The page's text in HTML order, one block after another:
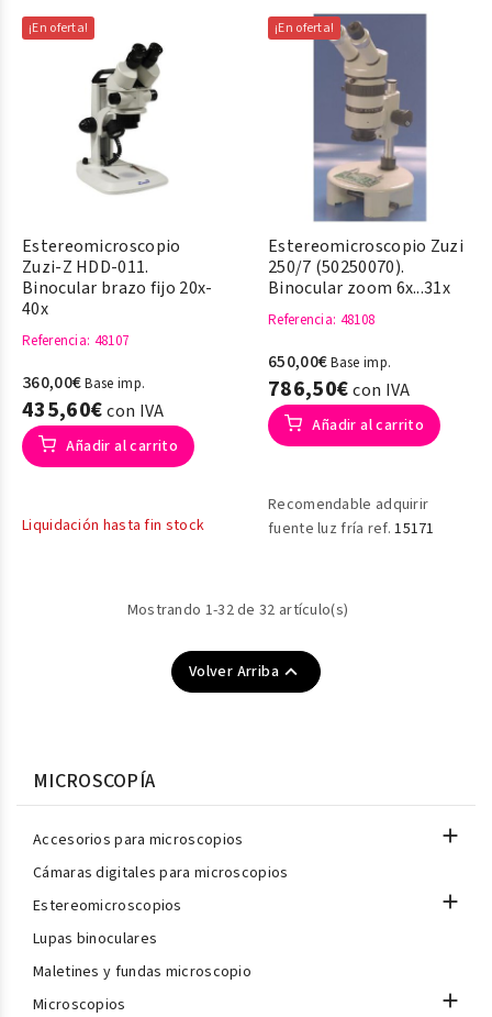
Edublue
¡En oferta!
Estereomicroscopio
Zuzi-Z HDD-011.
Binocular brazo fijo 20x-
40x
Referencia: 48107
360,00€Base imp.
435,60€con IVA
Añadir al carrito
Liquidación hasta fin stock
¡En oferta!
Estereomicroscopio Zuzi
250/7 (50250070).
Binocular zoom 6x...31x
Referencia: 48108
650,00€Base imp.
786,50€con IVA
Añadir al carrito
Recomendable adquirir
fuente luz fría ref.15171
Mostrando 1-32 de 32 artículo(s)
Volver Arriba 
MICROSCOPÍA
Accesorios para microscopios 
Cámaras digitales para microscopios
Estereomicroscopios

Lupas binoculares
Maletines y fundas microscopio
Microscopios
